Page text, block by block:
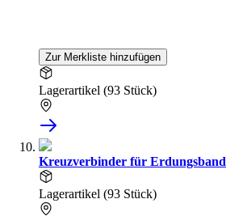
Zur Merkliste hinzufügen
Lagerartikel (93 Stück)
Kreuzverbinder für Erdungsband
Lagerartikel (93 Stück)